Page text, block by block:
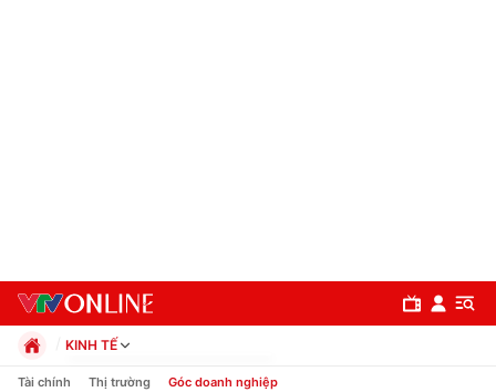
KINH TẾ
Chính trị
Tài chính Thị trường Góc doanh nghiệp